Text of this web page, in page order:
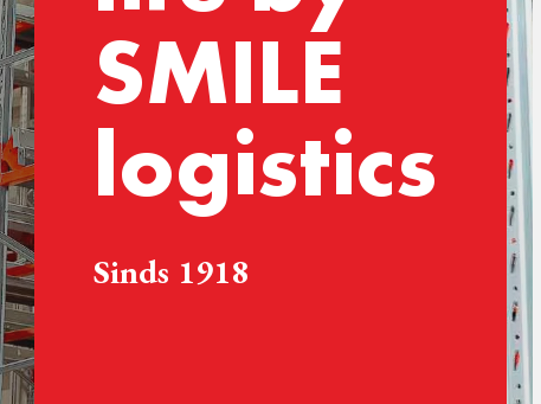
SMILE
logistics
Sinds 1918